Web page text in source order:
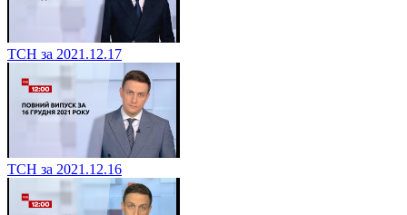
ТСН за 2021.12.17
ТСН за 2021.12.16